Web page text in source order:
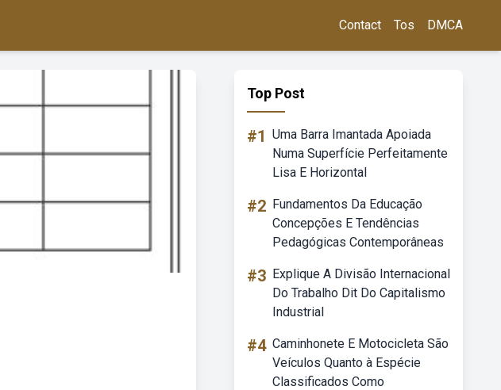
Contact Tos DMCA
Top Post
#1 Uma Barra Imantada Apoiada
Numa Superfície Perfeitamente
Lisa E Horizontal
#2 Fundamentos Da Educação
Concepções E Tendências
Pedagógicas Contemporâneas
#3 Explique A Divisão Internacional
Do Trabalho Dit Do Capitalismo
Industrial
#4 Caminhonete E Motocicleta São
Veículos Quanto à Espécie
Classificados Como